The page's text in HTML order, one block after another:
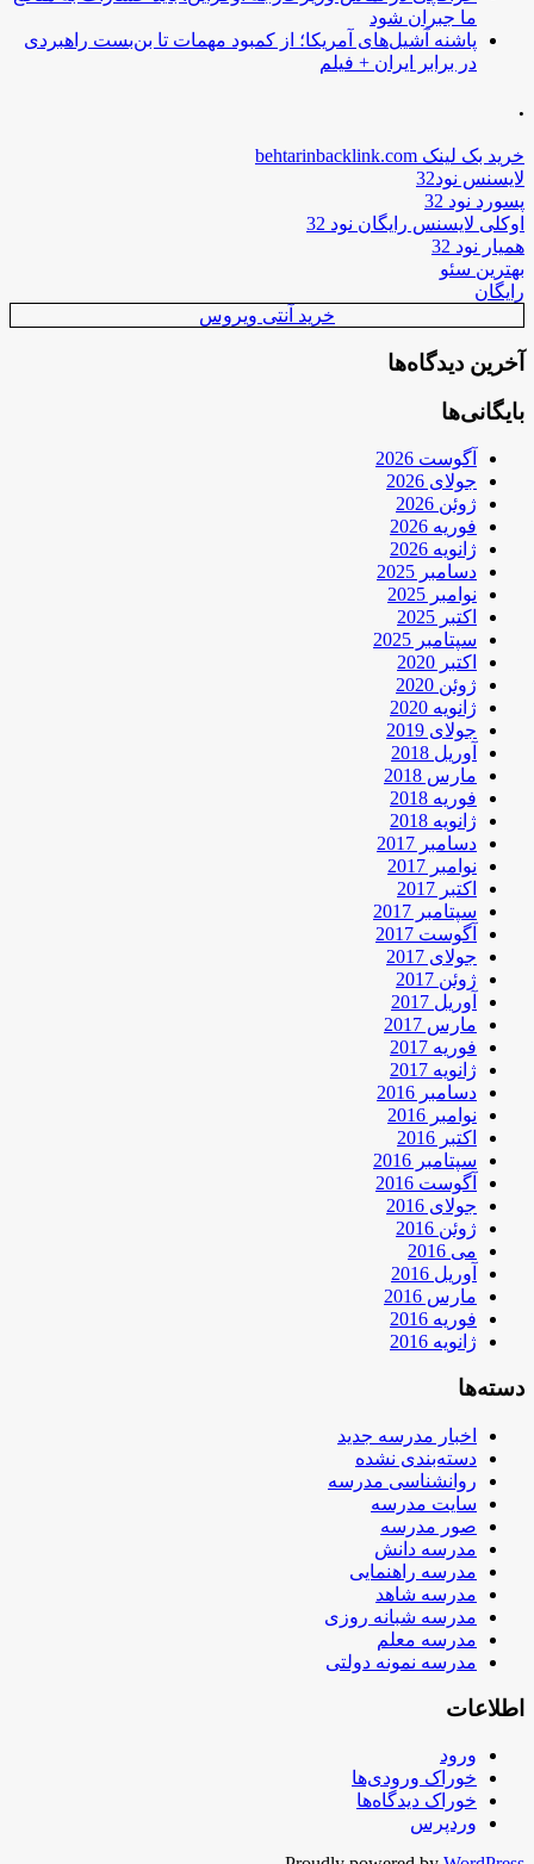
ما جبران شود
پاشنه آشیل‌های آمریکا؛ از کمبود مهمات تا بن‌بست راهبردی
در برابر ایران + فیلم
.
خرید بک لینک behtarinbacklink.com
لایسنس نود32
پسورد نود 32
اوکلی لایسنس رایگان نود 32
همیار نود 32
بهترین سئو
رایگان
خرید آنتی ویروس
آخرین دیدگاه‌ها
بایگانی‌ها
آگوست 2026
جولای 2026
ژوئن 2026
فوریه 2026
ژانویه 2026
دسامبر 2025
نوامبر 2025
اکتبر 2025
سپتامبر 2025
اکتبر 2020
ژوئن 2020
ژانویه 2020
جولای 2019
آوریل 2018
مارس 2018
فوریه 2018
ژانویه 2018
دسامبر 2017
نوامبر 2017
اکتبر 2017
سپتامبر 2017
آگوست 2017
جولای 2017
ژوئن 2017
آوریل 2017
مارس 2017
فوریه 2017
ژانویه 2017
دسامبر 2016
نوامبر 2016
اکتبر 2016
سپتامبر 2016
آگوست 2016
جولای 2016
ژوئن 2016
می 2016
آوریل 2016
مارس 2016
فوریه 2016
ژانویه 2016
دسته‌ها
اخبار مدرسه جدید
دسته‌بندی نشده
روانشناسی مدرسه
سایت مدرسه
صور مدرسه
مدرسه دانش
مدرسه راهنمایی
مدرسه شاهد
مدرسه شبانه روزی
مدرسه معلم
مدرسه نمونه دولتی
اطلاعات
ورود
خوراک ورودی‌ها
خوراک دیدگاه‌ها
وردپرس